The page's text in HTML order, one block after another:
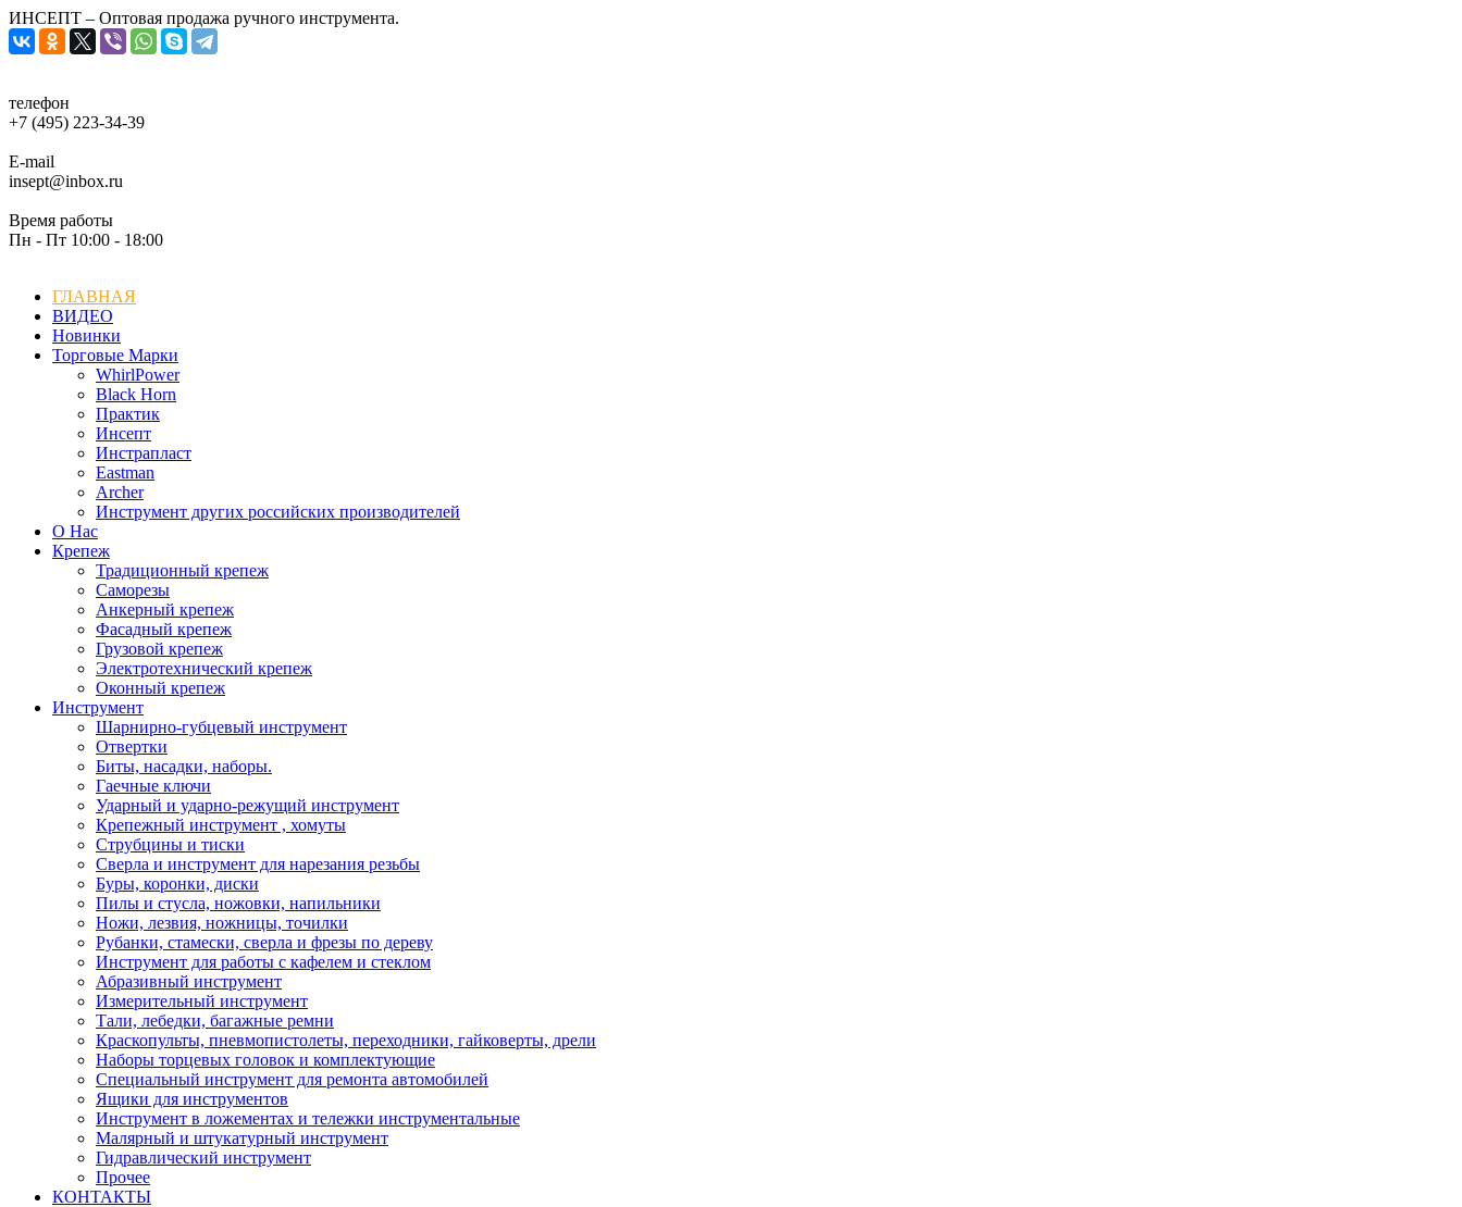
ИНСЕПТ – Оптовая продажа ручного инструмента.
телефон
+7 (495) 223-34-39
E-mail
insept@inbox.ru
Время работы
Пн - Пт 10:00 - 18:00
ГЛАВНАЯ
ВИДЕО
Новинки
Торговые Марки
WhirlPower
Black Horn
Практик
Инсепт
Инстрапласт
Eastman
Archer
Инструмент других российских производителей
О Нас
Крепеж
Традиционный крепеж
Саморезы
Анкерный крепеж
Фасадный крепеж
Грузовой крепеж
Электротехнический крепеж
Оконный крепеж
Инструмент
Шарнирно-губцевый инструмент
Отвертки
Биты, насадки, наборы.
Гаечные ключи
Ударный и ударно-режущий инструмент
Крепежный инструмент , хомуты
Струбцины и тиски
Сверла и инструмент для нарезания резьбы
Буры, коронки, диски
Пилы и стусла, ножовки, напильники
Ножи, лезвия, ножницы, точилки
Рубанки, стамески, сверла и фрезы по дереву
Инструмент для работы с кафелем и стеклом
Абразивный инструмент
Измерительный инструмент
Тали, лебедки, багажные ремни
Краскопульты, пневмопистолеты, переходники, гайковерты, дрели
Наборы торцевых головок и комплектующие
Специальный инструмент для ремонта автомобилей
Ящики для инструментов
Инструмент в ложементах и тележки инструментальные
Малярный и штукатурный инструмент
Гидравлический инструмент
Прочее
КОНТАКТЫ